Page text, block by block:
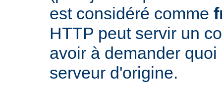
est considéré comme
HTTP peut servir un
avoir à demander
serveur d'origine.